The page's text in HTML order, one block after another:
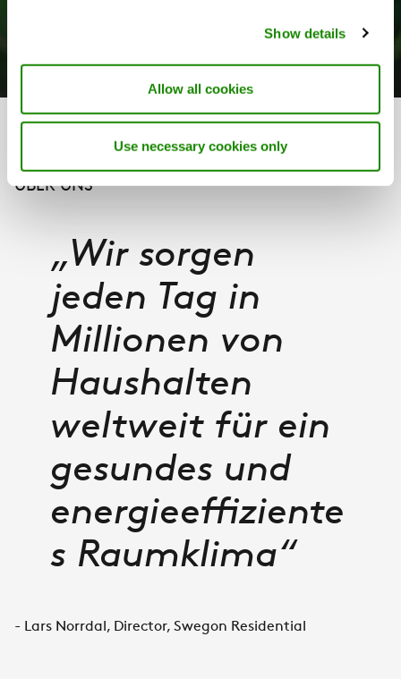
Show details
Allow all cookies
Use necessary cookies only
Video abspielen (01:12)
Swegon – Wohnbereich
ÜBER UNS
„Wir sorgen
jeden Tag in
Millionen von
Haushalten
weltweit für ein
gesundes und
energieeffiziente
s Raumklima“
- Lars Norrdal, Director, Swegon Residential